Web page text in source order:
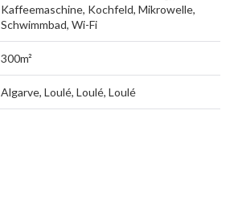
Kaffeemaschine, Kochfeld, Mikrowelle,
Schwimmbad, Wi-Fi
300m²
Algarve, Loulé, Loulé, Loulé